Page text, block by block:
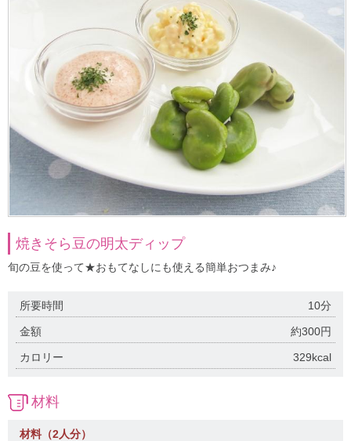
焼きそら豆の明太ディップ
旬の豆を使って★おもてなしにも使える簡単おつまみ♪
所要時間 10分
金額 約300円
カロリー 329kcal
材料
材料（2人分）